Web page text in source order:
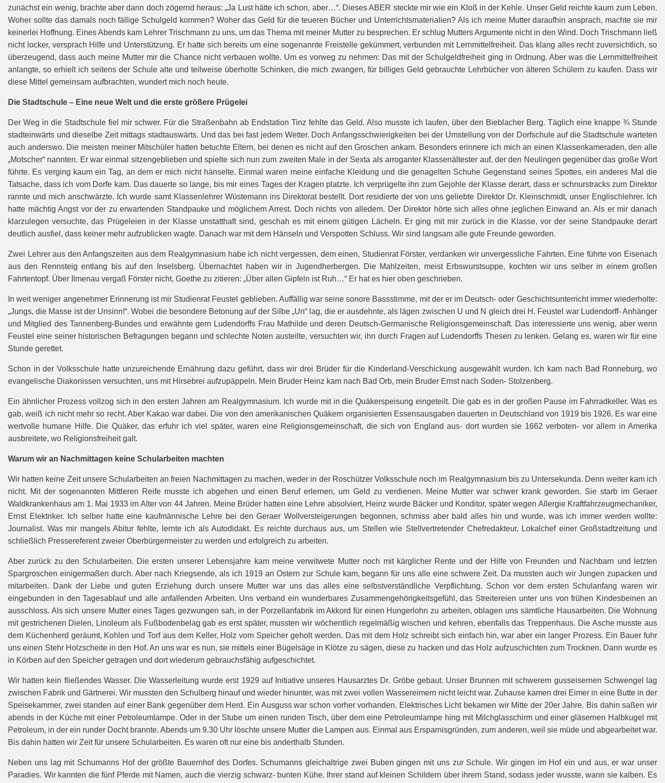
zunächst ein wenig, brachte aber dann doch zögernd heraus: „Ja Lust hätte ich schon, aber…“. Dieses ABER steckte mir wie ein Kloß in der Kehle. Unser Geld reichte kaum zum Leben.
Woher sollte das damals noch fällige Schulgeld kommen? Woher das Geld für die teueren Bücher und Unterrichtsmaterialien? Als ich meine Mutter daraufhin ansprach, machte sie mir
keinerlei Hoffnung. Eines Abends kam Lehrer Trischmann zu uns, um das Thema mit meiner Mutter zu besprechen. Er schlug Mutters Argumente nicht in den Wind. Doch Trischmann ließ
nicht locker, versprach Hilfe und Unterstützung. Er hatte sich bereits um eine sogenannte Freistelle gekümmert, verbunden mit Lernmittelfreiheit. Das klang alles recht zuversichtlich, so
überzeugend, dass auch meine Mutter mir die Chance nicht verbauen wollte. Um es vorweg zu nehmen: Das mit der Schulgeldfreiheit ging in Ordnung. Aber was die Lernmittelfreiheit
anlangte, so erhielt ich seitens der Schule alte und teilweise überholte Schinken, die mich zwangen, für billiges Geld gebrauchte Lehrbücher von älteren Schülern zu kaufen. Dass wir
diese Mittel gemeinsam aufbrachten, wundert mich noch heute.
Die Stadtschule – Eine neue Welt und die erste größere Prügelei
Der Weg in die Stadtschule fiel mir schwer. Für die Straßenbahn ab Endstation Tinz fehlte das Geld. Also musste ich laufen, über den Bieblacher Berg. Täglich eine knappe ¾ Stunde
stadteinwärts und dieselbe Zeit mittags stadtauswärts. Und das bei fast jedem Wetter. Doch Anfangsschwierigkeiten bei der Umstellung von der Dorfschule auf die Stadtschule warteten
auch anderswo. Die meisten meiner Mitschüler hatten betuchte Eltern, bei denen es nicht auf den Groschen ankam. Besonders erinnere ich mich an einen Klassenkameraden, den alle
„Motscher“ nannten. Er war einmal sitzengeblieben und spielte sich nun zum zweiten Male in der Sexta als arroganter Klassenältester auf, der den Neulingen gegenüber das große Wort
führte. Es verging kaum ein Tag, an dem er mich nicht hänselte. Einmal waren meine einfache Kleidung und die genagelten Schuhe Gegenstand seines Spottes, ein anderes Mal die
Tatsache, dass ich vom Dorfe kam. Das dauerte so lange, bis mir eines Tages der Kragen platzte. Ich verprügelte ihn zum Gejohle der Klasse derart, dass er schnurstracks zum Direktor
rannte und mich anschwärzte. Ich wurde samt Klassenlehrer Wüstemann ins Direktorat bestellt. Dort residierte der von uns geliebte Direktor Dr. Kleinschmidt, unser Englischlehrer. Ich
hatte mächtig Angst vor der zu erwartenden Standpauke und möglichem Arrest. Doch nichts von alledem. Der Direktor hörte sich alles ohne jeglichen Einwand an. Als er mir danach
klarzulegen versuchte, das Prügeleien in der Klasse unstatthaft sind, geschah es mit einem gütigen Lächeln. Er ging mit mir zurück in die Klasse, vor der seine Standpauke derart
deutlich ausfiel, dass keiner mehr aufzublicken wagte. Danach war mit dem Hänseln und Verspotten Schluss. Wir sind langsam alle gute Freunde geworden.
Zwei Lehrer aus den Anfangszeiten aus dem Realgymnasium habe ich nicht vergessen, dem einen, Studienrat Förster, verdanken wir unvergessliche Fahrten. Eine führte von Eisenach
aus den Rennsteig entlang bis auf den Inselsberg. Übernachtet haben wir in Jugendherbergen. Die Mahlzeiten, meist Erbswurstsuppe, kochten wir uns selber in einem großen
Fahrtentopf. Über Ilmenau vergaß Förster nicht, Goethe zu zitieren: „Über allen Gipfeln ist Ruh…“ Er hat es hier oben geschrieben.
In weit weniger angenehmer Erinnerung ist mir Studienrat Feustel geblieben. Auffällig war seine sonore Bassstimme, mit der er im Deutsch- oder Geschichtsunterricht immer wiederholte:
„Jungs, die Masse ist der Unsinn!“. Wobei die besondere Betonung auf der Silbe „Un“ lag, die er ausdehnte, als lägen zwischen U und N gleich drei H. Feustel war Ludendorff- Anhänger
und Mitglied des Tannenberg-Bundes und erwähnte gern Ludendorffs Frau Mathilde und deren Deutsch-Germanische Religionsgemeinschaft. Das interessierte uns wenig, aber wenn
Feustel eine seiner historischen Befragungen begann und schlechte Noten austeilte, versuchten wir, ihn durch Fragen auf Ludendorffs Thesen zu lenken. Gelang es, waren wir für eine
Stunde gerettet.
Schon in der Volksschule hatte unzureichende Ernährung dazu geführt, dass wir drei Brüder für die Kinderland-Verschickung ausgewählt wurden. Ich kam nach Bad Ronneburg, wo
evangelische Diakonissen versuchten, uns mit Hirsebrei aufzupäppeln. Mein Bruder Heinz kam nach Bad Orb, mein Bruder Ernst nach Soden- Stolzenberg.
Ein ähnlicher Prozess vollzog sich in den ersten Jahren am Realgymnasium. Ich wurde mit in die Quäkerspeisung eingeteilt. Die gab es in der großen Pause im Fahrradkeller. Was es
gab, weiß ich nicht mehr so recht. Aber Kakao war dabei. Die von den amerikanischen Quäkern organisierten Essensausgaben dauerten in Deutschland von 1919 bis 1926. Es war eine
wertvolle humane Hilfe. Die Quäker, das erfuhr ich viel später, waren eine Religionsgemeinschaft, die sich von England aus- dort wurden sie 1662 verboten- vor allem in Amerika
ausbreitete, wo Religionsfreiheit galt.
Warum wir an Nachmittagen keine Schularbeiten machten
Wir hatten keine Zeit unsere Schularbeiten an freien Nachmittagen zu machen, weder in der Roschützer Volksschule noch im Realgymnasium bis zu Untersekunda. Denn weiter kam ich
nicht. Mit der sogenannten Mittleren Reife musste ich abgehen und einen Beruf erlernen, um Geld zu verdienen. Meine Mutter war schwer krank geworden. Sie starb im Geraer
Waldkrankenhaus am 1. Mai 1933 im Alter von 44 Jahren. Meine Brüder hatten eine Lehre absolviert, Heinz wurde Bäcker und Konditor, später wegen Allergie Kraftfahrzeugmechaniker,
Ernst Elektriker. Ich selber hatte eine kaufmännische Lehre bei den Geraer Wollversteigerungen begonnen, schmiss aber bald alles hin und wurde, was ich immer werden wollte:
Journalist. Was mir mangels Abitur fehlte, lernte ich als Autodidakt. Es reichte durchaus aus, um Stellen wie Stellvertretender Chefredakteur, Lokalchef einer Großstadtzeitung und
schließlich Pressereferent zweier Oberbürgermeister zu werden und erfolgreich zu arbeiten.
Aber zurück zu den Schularbeiten. Die ersten unserer Lebensjahre kam meine verwitwete Mutter noch mit kärglicher Rente und der Hilfe von Freunden und Nachbarn und letzten
Spargroschen einigermaßen durch. Aber nach Kriegsende, als ich 1919 an Ostern zur Schule kam, begann für uns alle eine schwere Zeit. Da mussten auch wir Jungen zupacken und
mitarbeiten. Dank der Liebe und guten Erziehung durch unsere Mutter war uns das alles eine selbstverständliche Verpflichtung. Schon vor dem ersten Schulanfang waren wir
eingebunden in den Tagesablauf und alle anfallenden Arbeiten. Uns verband ein wunderbares Zusammengehörigkeitsgefühl, das Streitereien unter uns von frühen Kindesbeinen an
ausschloss. Als sich unsere Mutter eines Tages gezwungen sah, in der Porzellanfabrik im Akkord für einen Hungerlohn zu arbeiten, oblagen uns sämtliche Hausarbeiten. Die Wohnung
mit gestrichenen Dielen, Linoleum als Fußbodenbelag gab es erst später, mussten wir wöchentlich regelmäßig wischen und kehren, ebenfalls das Treppenhaus. Die Asche musste aus
dem Küchenherd geräumt, Kohlen und Torf aus dem Keller, Holz vom Speicher geholt werden. Das mit dem Holz schreibt sich einfach hin, war aber ein langer Prozess. Ein Bauer fuhr
uns einen Stehr Holzscheite in den Hof. An uns war es nun, sie mittels einer Bügelsäge in Klötze zu sägen, diese zu hacken und das Holz aufzuschichten zum Trocknen. Dann wurde es
in Körben auf den Speicher getragen und dort wiederum gebrauchsfähig aufgeschichtet.
Wir hatten kein fließendes Wasser. Die Wasserleitung wurde erst 1929 auf Initiative unseres Hausarztes Dr. Gröbe gebaut. Unser Brunnen mit schwerem gusseisernen Schwengel lag
zwischen Fabrik und Gärtnerei. Wir mussten den Schulberg hinauf und wieder hinunter, was mit zwei vollen Wassereimern nicht leicht war. Zuhause kamen drei Eimer in eine Butte in der
Speisekammer, zwei standen auf einer Bank gegenüber dem Herd. Ein Ausguss war schon vorher vorhanden. Elektrisches Licht bekamen wir Mitte der 20er Jahre. Bis dahin saßen wir
abends in der Küche mit einer Petroleumlampe. Oder in der Stube um einen runden Tisch, über dem eine Petroleumlampe hing mit Milchglasschirm und einer gläsernen Halbkugel mit
Petroleum, in der ein runder Docht brannte. Abends um 9.30 Uhr löschte unsere Mutter die Lampen aus. Einmal aus Ersparnisgründen, zum anderen, weil sie müde und abgearbeitet war.
Bis dahin hatten wir Zeit für unsere Schularbeiten. Es waren oft nur eine bis anderthalb Stunden.
Neben uns lag mit Schumanns Hof der größte Bauernhof des Dorfes. Schumanns gleichaltrige zwei Buben gingen mit uns zur Schule. Wir gingen im Hof ein und aus, er war unser
Paradies. Wir kannten die fünf Pferde mit Namen, auch die vierzig schwarz- bunten Kühe. Ihrer stand auf kleinen Schildern über ihrem Stand, sodass jeder wusste, wann sie kalben. Es